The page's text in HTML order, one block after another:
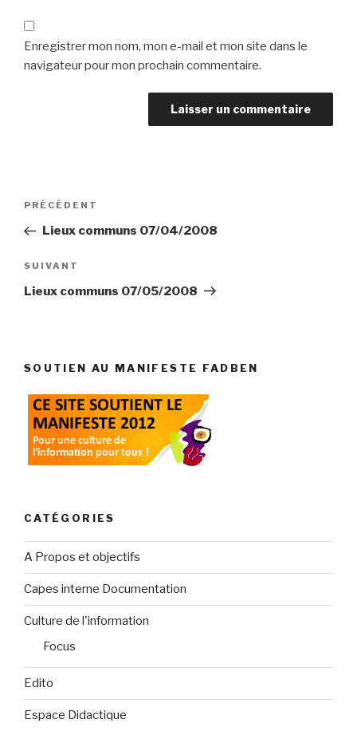
Enregistrer mon nom, mon e-mail et mon site dans le
navigateur pour mon prochain commentaire.
Navigation
l’article
Article
précédent
PRÉCÉDENT
Lieux communs 07/04/2008
Article
suivant
SUIVANT
Lieux communs 07/05/2008
SOUTIEN AU MANIFESTE FADBEN
CATÉGORIES
A Propos et objectifs
Capes interne Documentation
Culture de l'information
Focus
Edito
Espace Didactique